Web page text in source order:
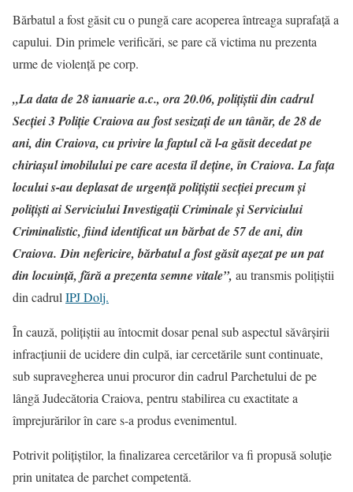
Bărbatul a fost găsit cu o pungă care acoperea întreaga suprafață a
capului. Din primele verificări, se pare că victima nu prezenta
urme de violență pe corp.
„La data de 28 ianuarie a.c., ora 20.06, polițiștii din cadrul
Secției 3 Poliție Craiova au fost sesizați de un tânăr, de 28 de
ani, din Craiova, cu privire la faptul că l-a găsit decedat pe
chiriașul imobilului pe care acesta îl deține, în Craiova. La fața
locului s-au deplasat de urgență polițiștii secției precum și
polițiști ai Serviciului Investigații Criminale și Serviciului
Criminalistic, fiind identificat un bărbat de 57 de ani, din
Craiova. Din nefericire, bărbatul a fost găsit așezat pe un pat
din locuință, fără a prezenta semne vitale”, au transmis polițiștii
din cadrul IPJ Dolj.
În cauză, polițiștii au întocmit dosar penal sub aspectul săvârșirii
infracțiunii de ucidere din culpă, iar cercetările sunt continuate,
sub supravegherea unui procuror din cadrul Parchetului de pe
lângă Judecătoria Craiova, pentru stabilirea cu exactitate a
împrejurărilor în care s-a produs evenimentul.
Potrivit polițiștilor, la finalizarea cercetărilor va fi propusă soluţie
prin unitatea de parchet competentă.